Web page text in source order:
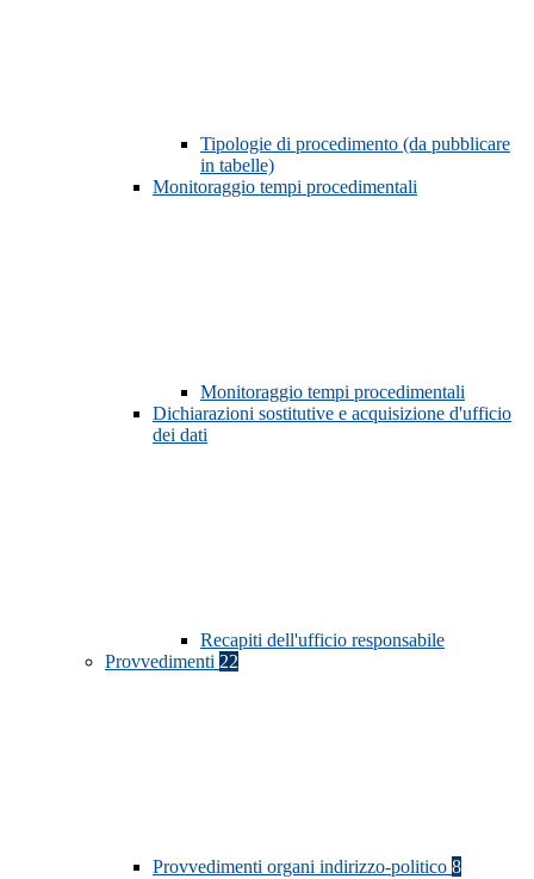
Tipologie di procedimento (da pubblicare
in tabelle)
Monitoraggio tempi procedimentali
Monitoraggio tempi procedimentali
Dichiarazioni sostitutive e acquisizione d'ufficio
dei dati
Recapiti dell'ufficio responsabile
Provvedimenti 22
Provvedimenti organi indirizzo-politico 8